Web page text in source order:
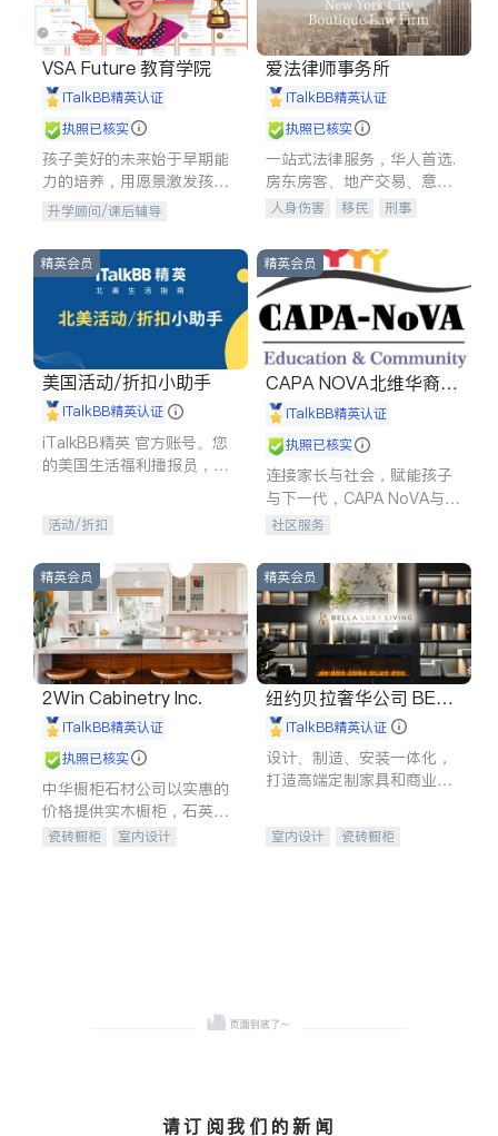
VSA Future 教育学院
iTalkBB精英认证
执照已核实
孩子美好的未来始于早期能
力的培养，用愿景激发孩子
的学习潜力和动力。理念：
拥有成长型心态是成功的基
石。
升学顾问/课后辅导
爱法律师事务所
iTalkBB精英认证
执照已核实
一站式法律服务，华人首选.
房东房客、地产交易、意外
伤害、车祸重伤、商业诉
建筑合同、刑事案件全包办
人身伤害 移民
刑事
信托/遗嘱
商业
索赔
律师-其它 保释
精英会员
美国活动/折扣小助手
iTalkBB精英认证
iTalkBB精英 官方账号。您
的美国生活福利播报员，精
专属福利。
活动/折扣
精英会员
CAPA NOVA北维华裔家
长会iTalkBB精英认证
执照已核实
连接家长与社会，赋能孩子
与下一代，CAPA NoVA与您
携手建设包容、公平、充满
社区服务
精英会员
2Win Cabinetry Inc.
iTalkBB精英认证
执照已核实
中华橱柜石材公司以实惠的
价格提供实木橱柜，石英石
台面，多种优质不锈钢水
瓷砖橱柜
室内设计
精英会员
纽约贝拉奢华公司 BELL
A LUXE
iTalkBB精英认证
设计、制造、安装一体化，
打造高端定制家具和商业空
室内设计
瓷砖橱柜
请订阅我们的新闻